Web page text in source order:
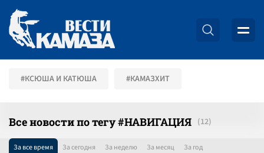
#КСЮША И КАТЮША #КАМАЗХИТ
Все новости по тегу #НАВИГАЦИЯ
За все время За сегодня За неделю За месяц За год